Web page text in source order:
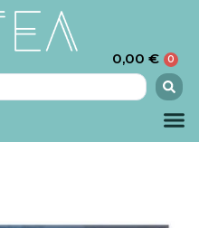
0,00 € 0